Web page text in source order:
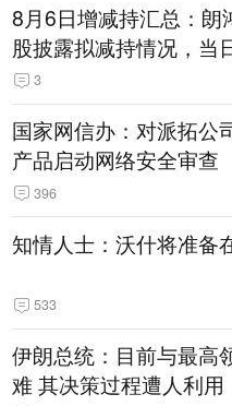
8月6日增减持汇总：朗
股披露拟减持情况，当
公司披露拟增持情况（表
3
国家网信办：对派拓公
产品启动网络安全审查
396
知情人士：沃什将准备
533
伊朗总统：目前与最高
难 其决策过程遭人利用